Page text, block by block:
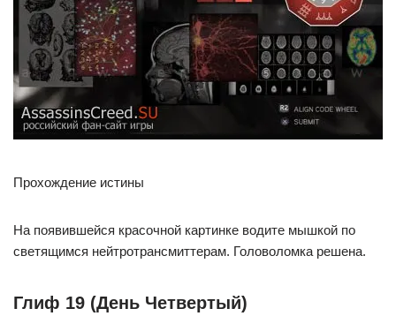
Прохождение истины
На появившейся красочной картинке водите мышкой по
светящимся нейтротрансмиттерам. Головоломка решена.
Глиф 19 (День Четвертый)